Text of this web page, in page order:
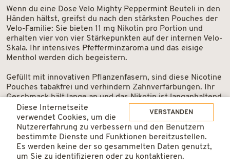
Wenn du eine Dose Velo Mighty Peppermint Beuteli in den
Händen hältst, greifst du nach den stärksten Pouches der
Velo-Familie: Sie bieten 11 mg Nikotin pro Portion und
erhalten vier von vier Stärkepunkten auf der internen Velo-
Skala. Ihr intensives Pfefferminzaroma und das eisige
Menthol werden dich begeistern.
Gefüllt mit innovativen Pflanzenfasern, sind diese Nicotine
Pouches tabakfrei und verhindern Zahnverfärbungen. Ihr
Geschmack hält lange an und das Nikotin ist langanhaltend
spürbar. Zudem sind sie im Slim-Format gestaltet, kaum
sichtbar und diskret.
Falls dir die Beschreibung von Velo Mighty Peppermint
bekannt vorkommt, liegt das daran, dass dieses Produkt
früher unter dem Namen Velo Freeze -X-Strong erhältlich
Velo
Mighty
IN DEN WARENKORB
VERSTANDEN
Diese Internetseite
verwendet Cookies, um die
Nutzererfahrung zu verbessern und den Benutzern
bestimmte Dienste und Funktionen bereitzustellen.
Es werden keine der so gesammelten Daten genutzt,
um Sie zu identifizieren oder zu kontaktieren.